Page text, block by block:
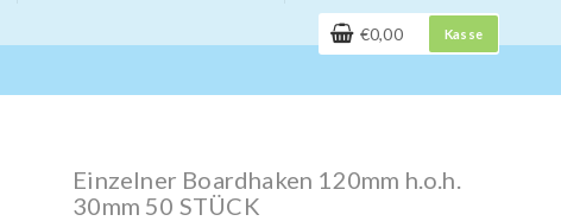
€0,00 Kasse
Einzelner Boardhaken 120mm h.o.h.
30mm 50 STÜCK